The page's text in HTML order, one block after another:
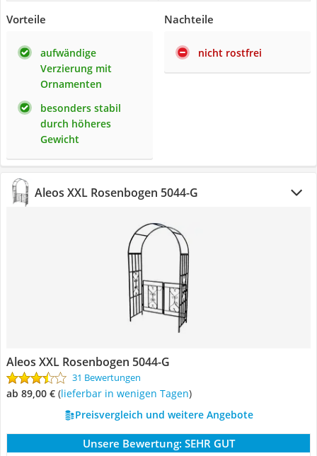
Vorteile
aufwändige
Verzierung mit
Ornamenten
besonders stabil
durch höheres
Gewicht
Nachteile
nicht rostfrei
Aleos XXL Rosenbogen 5044-G
Aleos XXL Rosenbogen 5044-G
31 Bewertungen
ab 89,00 € ( Lieferbar in wenigen Tagen)
Preisvergleich und weitere Angebote
Unsere Bewertung: SEHR GUT